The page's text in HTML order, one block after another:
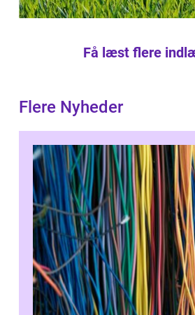
Få læst flere
Flere Nyheder